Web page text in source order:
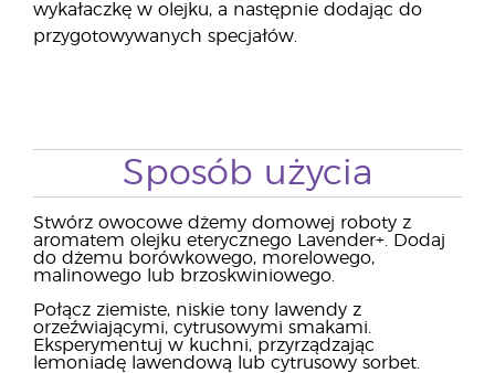
wykałaczkę w olejku, a następnie dodając do
przygotowywanych specjałów.
Sposób użycia
Stwórz owocowe dżemy domowej roboty z
aromatem olejku eterycznego Lavender+. Dodaj
do dżemu borówkowego, morelowego,
malinowego lub brzoskwiniowego.
Połącz ziemiste, niskie tony lawendy z
orzeźwiającymi, cytrusowymi smakami.
Eksperymentuj w kuchni, przyrządzając
lemoniadę lawendową lub cytrusowy sorbet.